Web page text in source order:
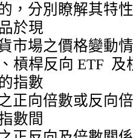
於現
槓桿反向 ETF
指數
數間